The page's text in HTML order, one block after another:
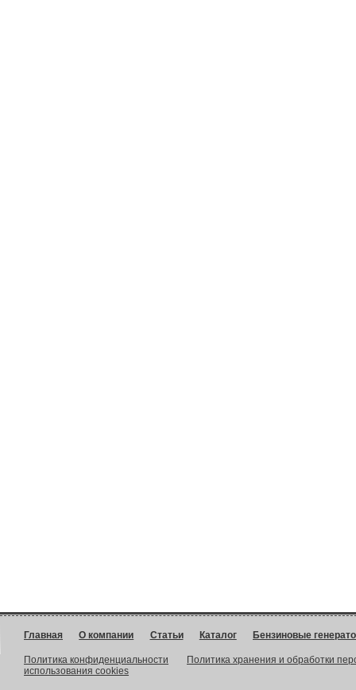
Главная О компании Статьи Каталог Бензиновые
Политика конфиденциальности
Политика хранения и обработки
использования cookies